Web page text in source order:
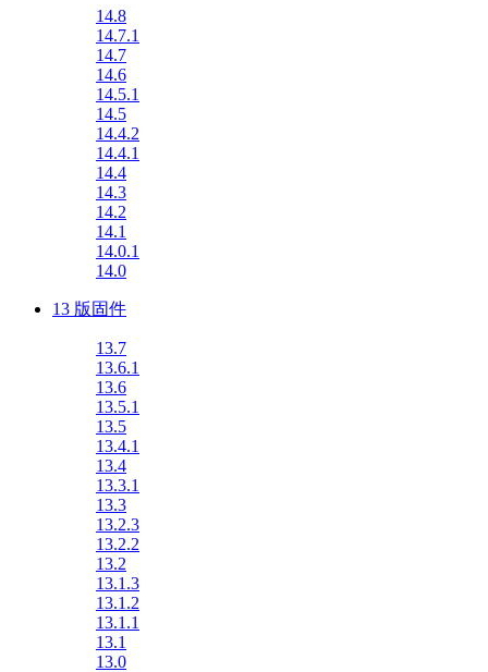
14.8
14.7.1
14.7
14.6
14.5.1
14.5
14.4.2
14.4.1
14.4
14.3
14.2
14.1
14.0.1
14.0
13 版固件
13.7
13.6.1
13.6
13.5.1
13.5
13.4.1
13.4
13.3.1
13.3
13.2.3
13.2.2
13.2
13.1.3
13.1.2
13.1.1
13.1
13.0